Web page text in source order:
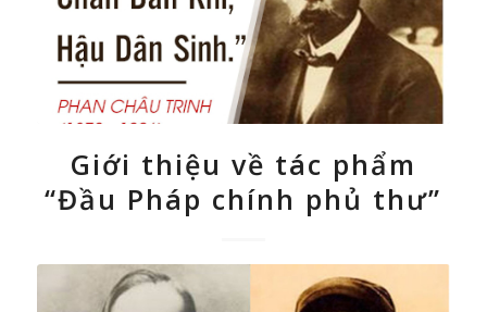
Giới thiệu về tác phẩm
“Đầu Pháp chính phủ thư”